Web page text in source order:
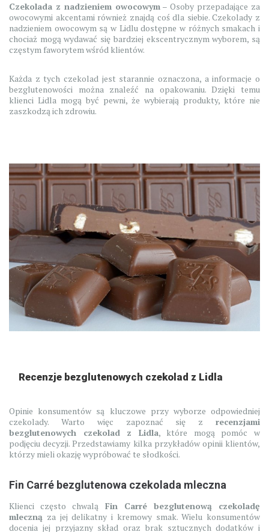
Czekolada z nadzieniem owocowym– Osoby przepadające za
owocowymi akcentami również znajdą coś dla siebie. Czekolady z
nadzieniem owocowym są w Lidlu dostępne w różnych smakach i
chociaż mogą wydawać się bardziej ekscentrycznym wyborem, są
częstym faworytem wśród klientów.
Każda z tych czekolad jest starannie oznaczona, a informacje o
bezglutenowości można znaleźć na opakowaniu. Dzięki temu
klienci Lidla mogą być pewni, że wybierają produkty, które nie
zaszkodzą ich zdrowiu.
Recenzje bezglutenowych czekolad z Lidla
Opinie konsumentów są kluczowe przy wyborze odpowiedniej
czekolady. Warto więc zapoznać się z recenzjami
bezglutenowych czekolad z Lidla, które mogą pomóc w
podjęciu decyzji. Przedstawiamy kilka przykładów opinii klientów,
którzy mieli okazję wypróbować te słodkości.
Fin Carré bezglutenowa czekolada mleczna
Klienci często chwalą Fin Carré bezglutenową czekoladę
mleczną za jej delikatny i kremowy smak. Wielu konsumentów
docenia jej przyjazny skład oraz brak sztucznych dodatków i